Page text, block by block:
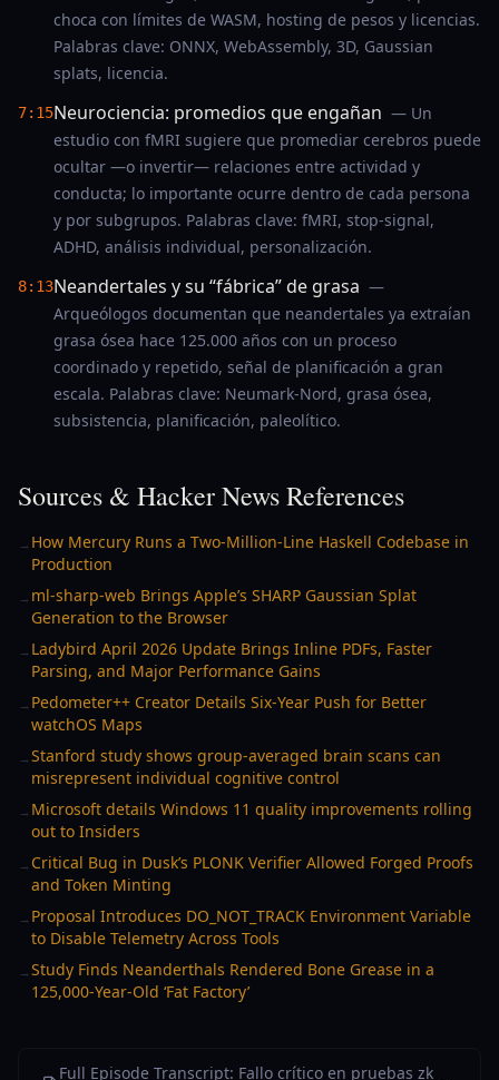
choca con límites de WASM, hosting de pesos y licencias.
Palabras clave: ONNX, WebAssembly, 3D, Gaussian
splats, licencia.
7:15Neurociencia: promedios que engañan — Un
estudio con fMRI sugiere que promediar cerebros puede
ocultar —o invertir— relaciones entre actividad y
conducta; lo importante ocurre dentro de cada persona
y por subgrupos. Palabras clave: fMRI, stop-signal,
ADHD, análisis individual, personalización.
8:13Neandertales y su “fábrica” de grasa —
Arqueólogos documentan que neandertales ya extraían
grasa ósea hace 125.000 años con un proceso
coordinado y repetido, señal de planificación a gran
escala. Palabras clave: Neumark-Nord, grasa ósea,
subsistencia, planificación, paleolítico.
Sources & Hacker News References
→ How Mercury Runs a Two-Million-Line Haskell Codebase in
Production
→ ml-sharp-web Brings Apple’s SHARP Gaussian Splat
Generation to the Browser
→ Ladybird April 2026 Update Brings Inline PDFs, Faster
Parsing, and Major Performance Gains
→ Pedometer++ Creator Details Six-Year Push for Better
watchOS Maps
→Stanford study shows group-averaged brain scans can
misrepresent individual cognitive control
→ Microsoft details Windows 11 quality improvements rolling
out to Insiders
→ Critical Bug in Dusk’s PLONK Verifier Allowed Forged Proofs
and Token Minting
→ Proposal Introduces DO_NOT_TRACK Environment Variable
to Disable Telemetry Across Tools
→Study Finds Neanderthals Rendered Bone Grease in a
125,000-Year-Old ‘Fat Factory’
Full Episode Transcript: Fallo crítico en pruebas zk